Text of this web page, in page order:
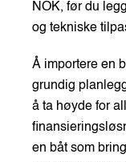
NOK, før du
og tekniske
Å importere en
grundig
å ta høyde for
en båt som